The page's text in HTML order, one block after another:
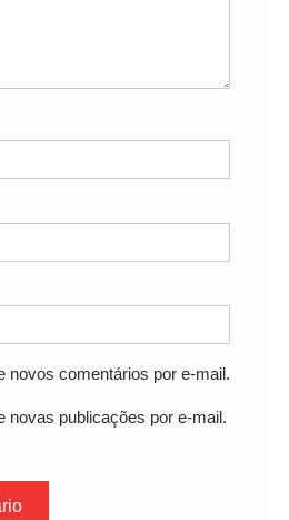
novos comentários por e-mail.
novas publicações por e-mail.